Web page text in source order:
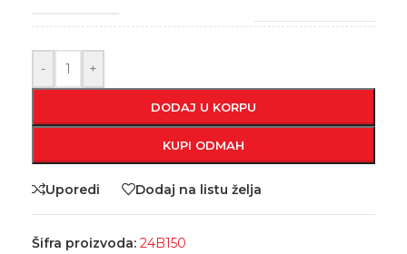
- +
DODAJ U KORPU
KUPI ODMAH
Uporedi Dodaj na listu želja
Šifra proizvoda: 24B150